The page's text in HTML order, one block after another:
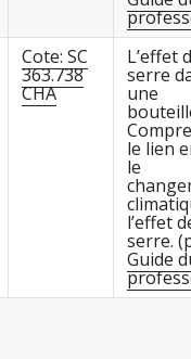
Cote: SC
363.738
CHA
L’effet
serre
une
le lien
le
l’effet
serre.
Guide